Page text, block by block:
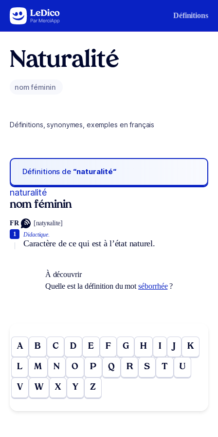
Aller au contenu Définitions
Naturalité
nom féminin
Définitions, synonymes, exemples en français
Définitions de “naturalité“
naturalité
nom féminin
FR [natyʀalite]
Didactique.
Caractère de ce qui est à l’état naturel.
1
À découvrir
Quelle est la définition du motséborrhée?
A B C D E F G H I J K
L M N O P Q R S T U
V W X Y Z